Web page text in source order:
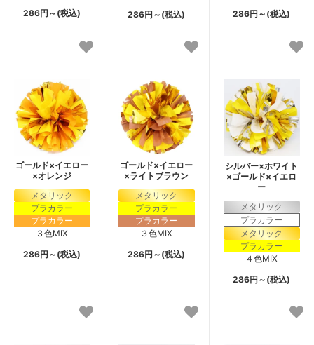
286円～(税込)
286円～(税込)
286円～(税込)
ゴールド×イエロー
×オレンジ
メタリック
プラカラー
プラカラー
３色MIX
286円～(税込)
ゴールド×イエロー
×ライトブラウン
メタリック
プラカラー
プラカラー
３色MIX
286円～(税込)
シルバー×ホワイト
×ゴールド×イエロ
ー
メタリック
プラカラー
メタリック
プラカラー
４色MIX
286円～(税込)